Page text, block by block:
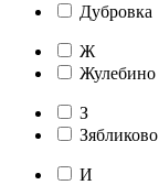
Дубровка
Ж
Жулебино
З
Зябликово
И